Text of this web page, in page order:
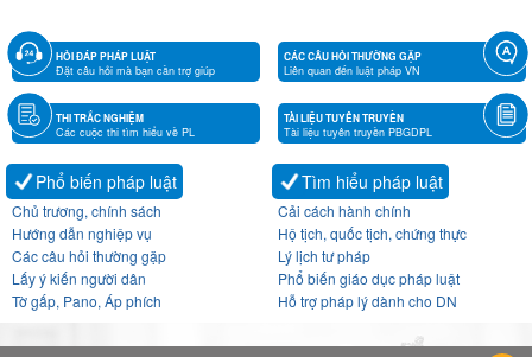
HỎI ĐÁP PHÁP LUẬT
Đặt câu hỏi mà bạn cần trợ giúp
CÁC CÂU HỎI THƯỜNG GẶP
Liên quan đến luật pháp VN
THI TRẮC NGHIỆM
Các cuộc thi tìm hiểu về PL
TÀI LIỆU TUYÊN TRUYỀN
Tài liệu tuyên truyền PBGDPL
Phổ biến pháp luật
Chủ trương, chính sách
Hướng dẫn nghiệp vụ
Các câu hỏi thường gặp
Lấy ý kiến người dân
Tờ gấp, Pano, Áp phích
Tìm hiểu pháp luật
Cải cách hành chính
Hộ tịch, quốc tịch, chứng thực
Lý lịch tư pháp
Phổ biến giáo dục pháp luật
Hỗ trợ pháp lý dành cho DN